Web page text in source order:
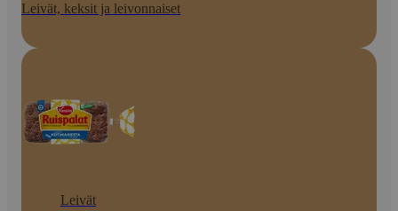
Leivät, keksit ja leivonnaiset
Leivät